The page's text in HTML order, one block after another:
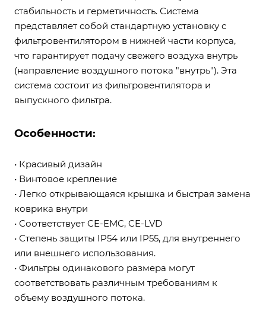
стабильность и герметичность. Система
представляет собой стандартную установку с
фильтровентилятором в нижней части корпуса,
что гарантирует подачу свежего воздуха внутрь
(направление воздушного потока "внутрь"). Эта
система состоит из фильтровентилятора и
выпускного фильтра.
Особенности:
• Красивый дизайн
• Винтовое крепление
• Легко открывающаяся крышка и быстрая замена
коврика внутри
• Соответствует CE-EMC, CE-LVD
• Степень защиты IP54 или IP55, для внутреннего
или внешнего использования.
• Фильтры одинакового размера могут
соответствовать различным требованиям к
объему воздушного потока.